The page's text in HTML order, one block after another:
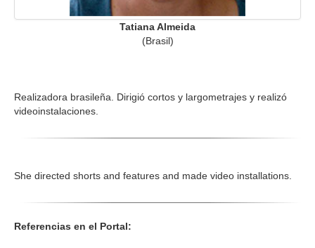
Tatiana Almeida
(Brasil)
Realizadora brasileña. Dirigió cortos y largometrajes y realizó
videoinstalaciones.
She directed shorts and features and made video installations.
Referencias en el Portal: